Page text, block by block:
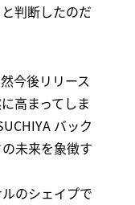
判断したのだ
今後リリース
高まってしま
バック
未来を象徴す
のシェイプで